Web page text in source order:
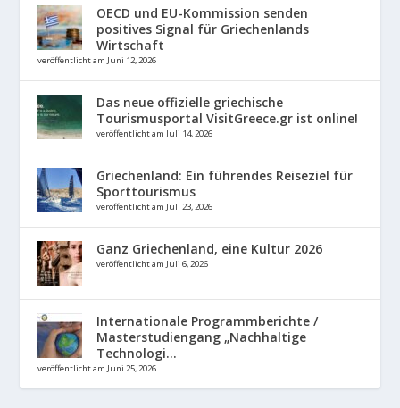
OECD und EU-Kommission senden
positives Signal für Griechenlands
Wirtschaft
veröffentlicht am Juni 12, 2026
Das neue offizielle griechische
Tourismusportal VisitGreece.gr ist online!
veröffentlicht am Juli 14, 2026
Griechenland: Ein führendes Reiseziel für
Sporttourismus
veröffentlicht am Juli 23, 2026
Ganz Griechenland, eine Kultur 2026
veröffentlicht am Juli 6, 2026
Internationale Programmberichte /
Masterstudiengang „Nachhaltige
Technologi...
veröffentlicht am Juni 25, 2026